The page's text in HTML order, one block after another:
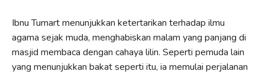
Ibnu Tumart menunjukkan ketertarikan terhadap ilmu
agama sejak muda, menghabiskan malam yang panjang di
masjid membaca dengan cahaya lilin. Seperti pemuda lain
yang menunjukkan bakat seperti itu, ia memulai perjalanan